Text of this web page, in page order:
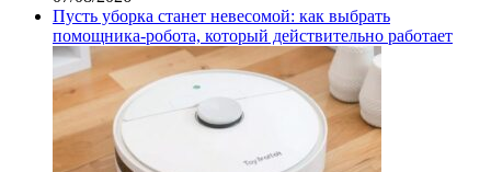
Пусть уборка станет невесомой: как выбрать
помощника‑робота, который действительно работает